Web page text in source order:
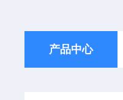
产品中心